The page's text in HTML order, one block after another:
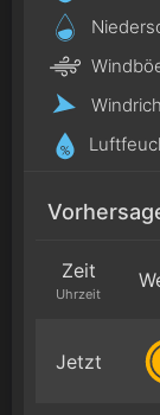
Zeit
Uhrzeit
Jetzt